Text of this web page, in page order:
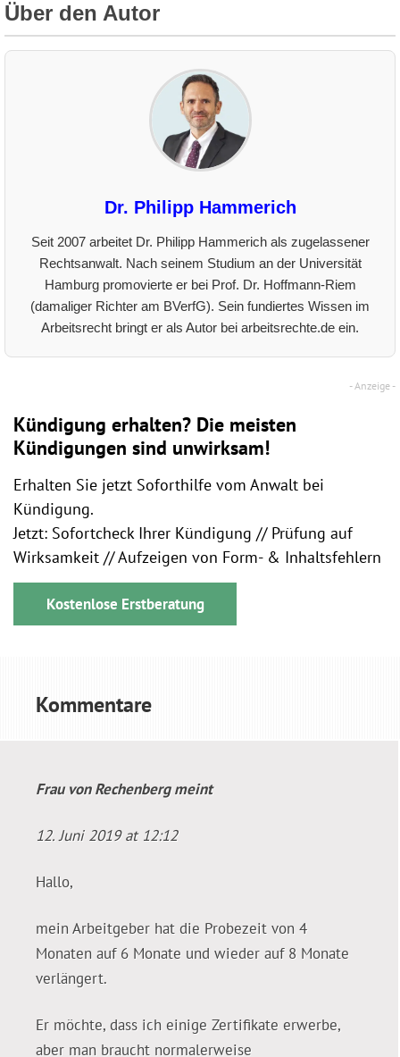
Über den Autor
Dr. Philipp Hammerich
Seit 2007 arbeitet Dr. Philipp Hammerich als zugelassener
Rechtsanwalt. Nach seinem Studium an der Universität
Hamburg promovierte er bei Prof. Dr. Hoffmann-Riem
(damaliger Richter am BVerfG). Sein fundiertes Wissen im
Arbeitsrecht bringt er als Autor bei arbeitsrechte.de ein.
Kündigung erhalten? Die meisten
Kündigungen sind unwirksam!
Erhalten Sie jetzt Soforthilfe vom Anwalt bei
Kündigung.
Jetzt: Sofortcheck Ihrer Kündigung // Prüfung auf
Wirksamkeit // Aufzeigen von Form- & Inhaltsfehlern
Kostenlose Erstberatung
Kommentare
Frau von Rechenbergmeint
12. Juni 2019 at 12:12
Hallo,
mein Arbeitgeber hat die Probezeit von 4
Monaten auf 6 Monate und wieder auf 8 Monate
verlängert.
Er möchte, dass ich einige Zertifikate erwerbe,
aber man braucht normalerweise